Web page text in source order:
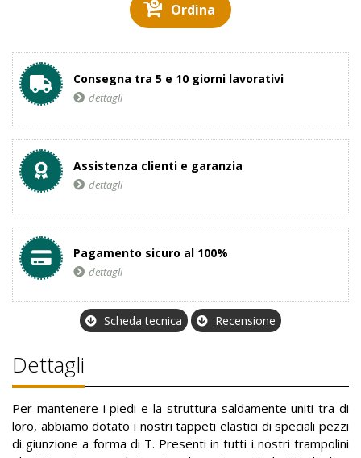
Ordina
Consegna tra 5 e 10 giorni lavorativi
dettagli
Assistenza clienti e garanzia
dettagli
Pagamento sicuro al 100%
dettagli
Scheda tecnica Recensione
Dettagli
Per mantenere i piedi e la struttura saldamente uniti tra di
loro, abbiamo dotato i nostri tappeti elastici di speciali pezzi
di giunzione a forma di T. Presenti in tutti i nostri trampolini